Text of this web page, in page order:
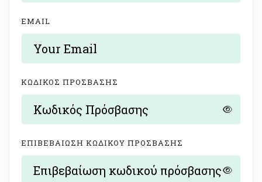
EMAIL
ΚΩΔΙΚΌΣ ΠΡΌΣΒΑΣΗΣ
ΕΠΙΒΕΒΑΊΩΣΗ ΚΩΔΙΚΟΎ ΠΡΌΣΒΑΣΗΣ